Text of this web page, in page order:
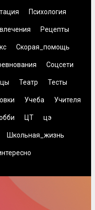
Психология
Рецепты
Скорая_помощь
Соцсети
Театр Тесты
Учеба Учителя
ЦТ цэ
Школьная_жизнь